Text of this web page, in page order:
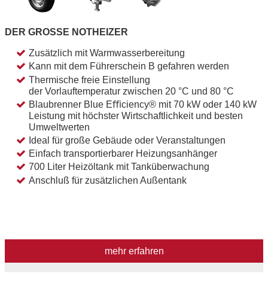
DER GROSSE NOTHEIZER
Zusätzlich mit Warmwasserbereitung
Kann mit dem Führerschein B gefahren werden
Thermische freie Einstellung
der Vorlauftemperatur zwischen 20 °C und 80 °C
Blaubrenner Blue Eﬃciency® mit 70 kW oder 140 kW
Leistung mit höchster Wirtschaftlichkeit und besten
Umweltwerten
Ideal für große Gebäude oder Veranstaltungen
Einfach transportierbarer Heizungsanhänger
700 Liter Heizöltank mit Tanküberwachung
Anschluß für zusätzlichen Außentank
mehr erfahren